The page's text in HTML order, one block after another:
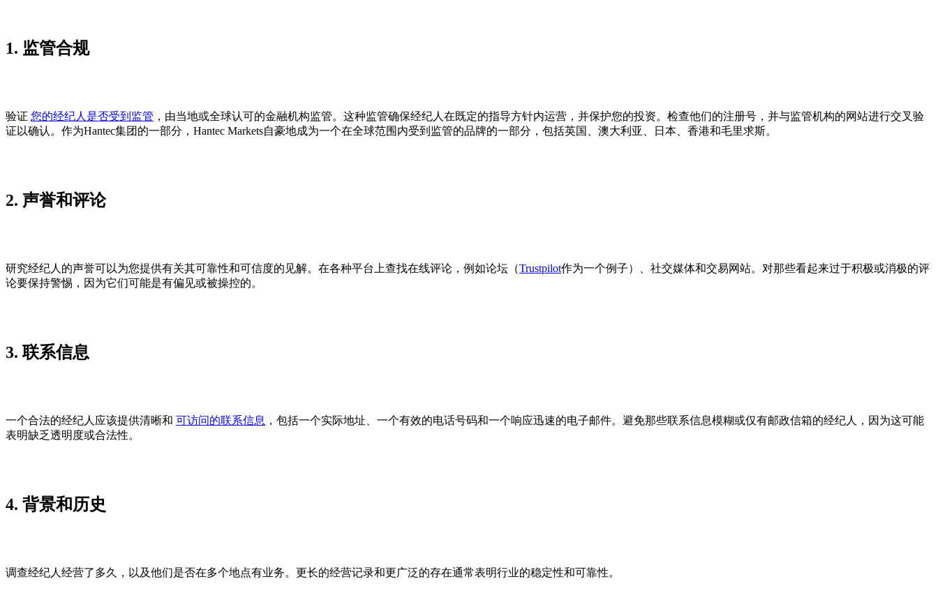
1. 监管合规
验证 您的经纪人是否受到监管 ，由当地或全球认可的金融机构监管。这种监管确保经纪人在既定的指导方针内运营，并保护您的投资。检查他们的注册号，并与监管机构的网站进行交叉验
证以确认。作为Hantec集团的一部分，Hantec Markets自豪地成为一个在全球范围内受到监管的品牌的一部分，包括英国、澳大利亚、日本、香港和毛里求斯。
2. 声誉和评论
研究经纪人的声誉可以为您提供有关其可靠性和可信度的见解。在各种平台上查找在线评论，例如论坛（Trustpilot作为一个例子）、社交媒体和交易网站。对那些看起来过于积极或消极的评
论要保持警惕，因为它们可能是有偏见或被操控的。
3. 联系信息
一个合法的经纪人应该提供清晰和 可访问的联系信息 ，包括一个实际地址、一个有效的电话号码和一个响应迅速的电子邮件。避免那些联系信息模糊或仅有邮政信箱的经纪人，因为这可能
表明缺乏透明度或合法性。
4. 背景和历史
调查经纪人经营了多久，以及他们是否在多个地点有业务。更长的经营记录和更广泛的存在通常表明行业的稳定性和可靠性。